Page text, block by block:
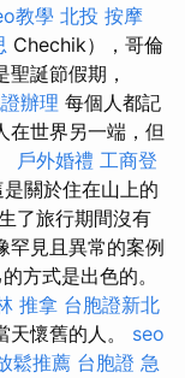
教學 北投 按摩
Chechik），哥倫
誕節假期，
辦理 每個人都記
在世界另一端，但
戶外婚禮 工商登
關於住在山上的
了旅行期間沒有
罕見且異常的案例
方式是出色的。
推拿 台胞證新北
懷舊的人。 seo
鬆推薦 台胞證 急